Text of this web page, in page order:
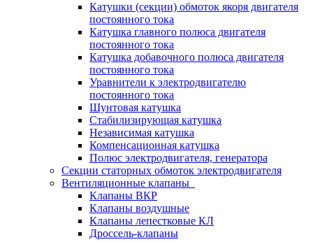
Катушки (секции) обмоток якоря двигателя
постоянного тока
Катушка главного полюса двигателя
постоянного тока
Катушка добавочного полюса двигателя
постоянного тока
Уравнители к электродвигателю
постоянного тока
Шунтовая катушка
Стабилизирующая катушка
Независимая катушка
Компенсационная катушка
Полюс электродвигателя, генератора
Секции статорных обмоток электродвигателя
Вентиляционные клапаны
Клапаны ВКР
Клапаны воздушные
Клапаны лепестковые КЛ
Дроссель-клапаны